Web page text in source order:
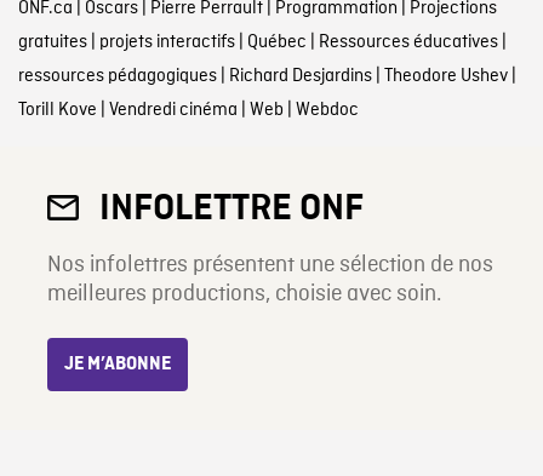
ONF.ca | Oscars| Pierre Perrault| Programmation | Projections
gratuites| projets interactifs| Québec | Ressources éducatives|
ressources pédagogiques| Richard Desjardins| Theodore Ushev|
Torill Kove | Vendredi cinéma | Web | Webdoc
INFOLETTRE ONF
Nos infolettres présentent une sélection de nos
meilleures productions, choisie avec soin.
JE M’ABONNE